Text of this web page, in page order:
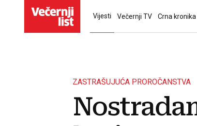
Vijesti Večernji TV Crna kronika
ZASTRAŠUJUĆA PROROČANSTVA